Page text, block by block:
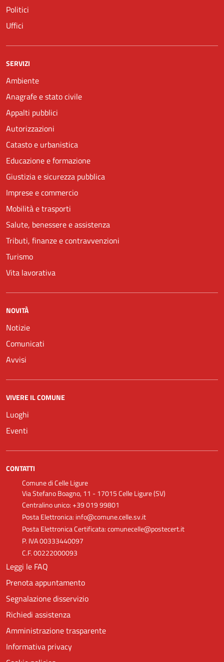
Politici
Uffici
SERVIZI
Ambiente
Anagrafe e stato civile
Appalti pubblici
Autorizzazioni
Catasto e urbanistica
Educazione e formazione
Giustizia e sicurezza pubblica
Imprese e commercio
Mobilità e trasporti
Salute, benessere e assistenza
Tributi, finanze e contravvenzioni
Turismo
Vita lavorativa
NOVITÀ
Notizie
Comunicati
Avvisi
VIVERE IL COMUNE
Luoghi
Eventi
CONTATTI
Comune di Celle Ligure
Via Stefano Boagno, 11 - 17015 Celle Ligure (SV)
Centralino unico: +39 019 99801
Posta Elettronica: info@comune.celle.sv.it
Posta Elettronica Certificata: comunecelle@postecert.it
P. IVA 00333440097
C.F. 00222000093
Leggi le FAQ
Prenota appuntamento
Segnalazione disservizio
Richiedi assistenza
Amministrazione trasparente
Informativa privacy